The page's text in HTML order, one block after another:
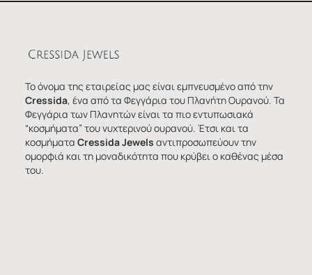
Το όνομα της εταιρείας μας είναι εμπνευσμένο από την
Cressida, ένα από τα Φεγγάρια του Πλανήτη Ουρανού. Τα
Φεγγάρια των Πλανητών είναι τα πιο εντυπωσιακά
“κοσμήματα” του νυχτερινού ουρανού. Έτσι και τα
κοσμήματα Cressida Jewels αντιπροσωπεύουν την
ομορφιά και τη μοναδικότητα που κρύβει ο καθένας μέσα
του.